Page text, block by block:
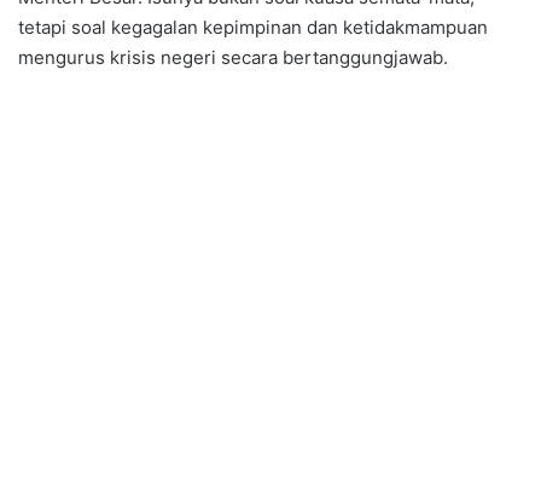
tetapi soal kegagalan kepimpinan dan ketidakmampuan
mengurus krisis negeri secara bertanggungjawab.